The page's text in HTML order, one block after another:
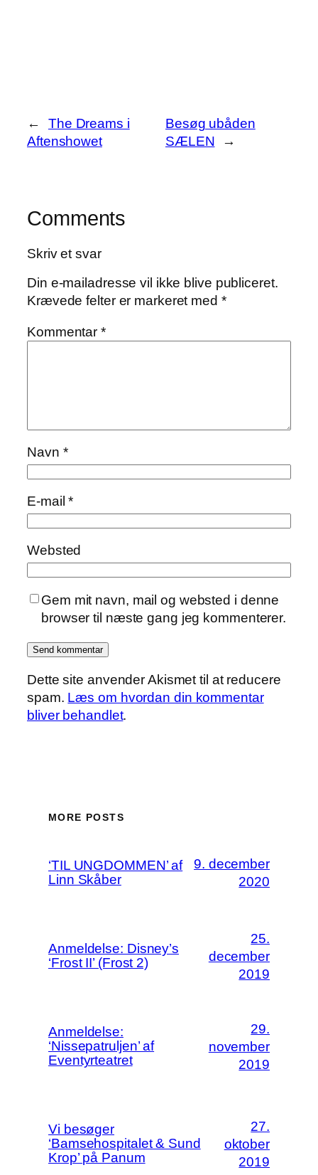
←
The Dreams i
Aftenshowet
Besøg ubåden
SÆLEN
→
Comments
Skriv et svar
Din e-mailadresse vil ikke blive publiceret.
Krævede felter er markeret med *
Kommentar*
Navn *
E-mail*
Websted
Gem mit navn, mail og websted i denne
browser til næste gang jeg kommenterer.
Dette site anvender Akismet til at reducere
spam. Læs om hvordan din kommentar
bliver behandlet.
MORE POSTS
‘TIL UNGDOMMEN’ af
Linn Skåber
9. december
2020
Anmeldelse: Disney’s
‘Frost II’ (Frost 2)
25.
december
2019
Anmeldelse:
‘Nissepatruljen’ af
Eventyrteatret
29.
november
2019
Vi besøger
‘Bamsehospitalet & Sund
Krop’ på Panum
27.
oktober
2019